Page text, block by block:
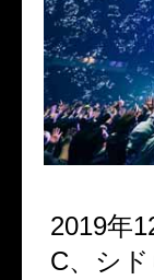
2019年
C、シ